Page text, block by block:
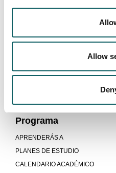
Allow
Saludable.
CURSO DE
CIBERSEGURIDAD
TECNOLOGÍAS DE
Programa
APRENDERÁS A
PLANES DE ESTUDIO
CALENDARIO ACADÉMICO